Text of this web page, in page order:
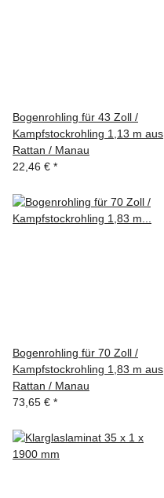
Bogenrohling für 43 Zoll /
Kampfstockrohling 1,13 m aus
Rattan / Manau
22,46 € *
Bogenrohling für 70 Zoll /
Kampfstockrohling 1,83 m aus
Rattan / Manau
73,65 € *